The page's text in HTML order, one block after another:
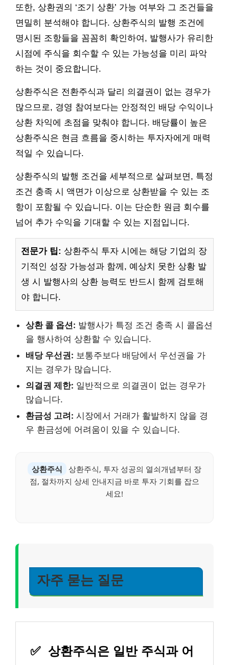
또한, 상환권의 ‘조기 상환’ 가능 여부와 그 조건들을
면밀히 분석해야 합니다. 상환주식의 발행 조건에
명시된 조항들을 꼼꼼히 확인하여, 발행사가 유리한
시점에 주식을 회수할 수 있는 가능성을 미리 파악
하는 것이 중요합니다.
상환주식은 전환주식과 달리 의결권이 없는 경우가
많으므로, 경영 참여보다는 안정적인 배당 수익이나
상환 차익에 초점을 맞춰야 합니다. 배당률이 높은
상환주식은 현금 흐름을 중시하는 투자자에게 매력
적일 수 있습니다.
상환주식의 발행 조건을 세부적으로 살펴보면, 특정
조건 충족 시 액면가 이상으로 상환받을 수 있는 조
항이 포함될 수 있습니다. 이는 단순한 원금 회수를
넘어 추가 수익을 기대할 수 있는 지점입니다.
전문가 팁: 상환주식 투자 시에는 해당 기업의 장
기적인 성장 가능성과 함께, 예상치 못한 상황 발
생 시 발행사의 상환 능력도 반드시 함께 검토해
야 합니다.
상환 콜 옵션: 발행사가 특정 조건 충족 시 콜옵션
을 행사하여 상환할 수 있습니다.
배당 우선권: 보통주보다 배당에서 우선권을 가
지는 경우가 많습니다.
의결권 제한: 일반적으로 의결권이 없는 경우가
많습니다.
환금성 고려: 시장에서 거래가 활발하지 않을 경
우 환금성에 어려움이 있을 수 있습니다.
상환주식
상환주식, 투자 성공의 열쇠개념부터 장
점, 절차까지 상세 안내지금 바로 투자 기회를 잡으
세요!
자주 묻는 질문
✅ 상환주식은 일반 주식과 어